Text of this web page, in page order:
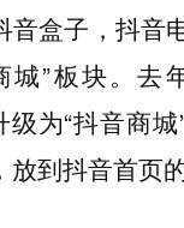
音盒子，抖音
城”板块。去
级为“抖音商
到抖音首页